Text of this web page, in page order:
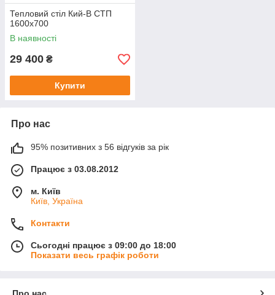
Тепловий стіл Кий-В СТП
1600х700
В наявності
29 400 ₴
Купити
Про нас
95% позитивних з 56 відгуків за рік
Працює з 03.08.2012
м. Київ
Київ, Україна
Контакти
Сьогодні працює з 09:00 до 18:00
Показати весь графік роботи